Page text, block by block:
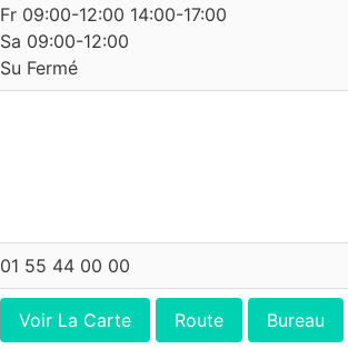
Fr 09:00-12:00 14:00-17:00
Sa 09:00-12:00
Su Fermé
01 55 44 00 00
Voir La Carte Route Bureau